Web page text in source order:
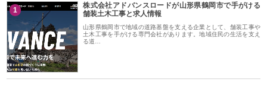
1
株式会社アドバンスロードが山形県鶴岡市で手がける
舗装土木工事と求人情報
山形県鶴岡市で地域の道路基盤を支える企業として、舗装工事や
土木工事を手がける専門会社があります。地域住民の生活を支え
る道…